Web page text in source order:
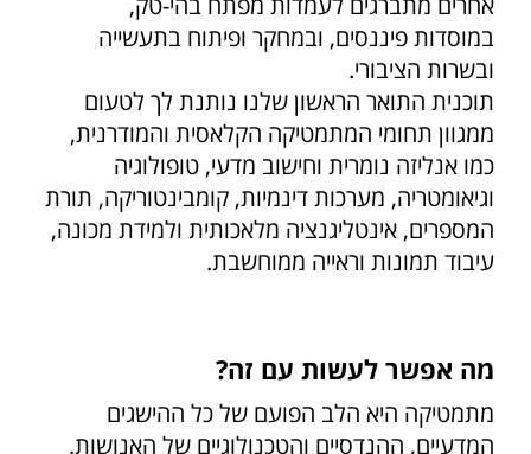
במוסדות פיננסים, ובמחקר ופיתוח בתעשייה
ובשרות הציבורי.
תוכנית התואר הראשון שלנו נותנת לך לטעום
ממגוון תחומי המתמטיקה הקלאסית והמודרנית,
כמו אנליזה נומרית וחישוב מדעי, טופולוגיה
וגיאומטריה, מערכות דינמיות, קומבינטוריקה, תורת
המספרים, אינטליגנציה מלאכותית ולמידת מכונה,
עיבוד תמונות וראייה ממוחשבת.
מה אפשר לעשות עם זה?
מתמטיקה היא הלב הפועם של כל ההישגים
המדעיים, ההנדסיים והטכנולוגיים של האנושות.